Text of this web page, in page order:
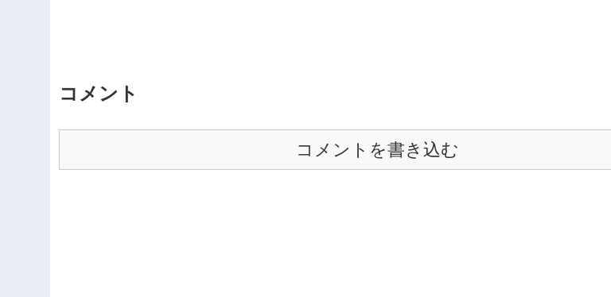
コメント
コメントを書き込む